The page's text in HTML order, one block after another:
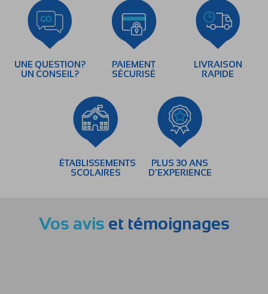
UNE QUESTION?
UN CONSEIL?
PAIEMENT
SÉCURISÉ
LIVRAISON
RAPIDE
ÉTABLISSEMENTS
SCOLAIRES
PLUS 30 ANS
D’EXPERIENCE
Vos avis et témoignages